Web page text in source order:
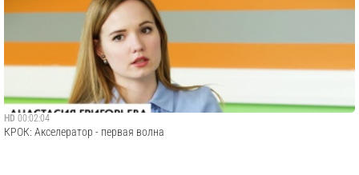
HD 00:02:04
КРОК: Акселератор - первая волна